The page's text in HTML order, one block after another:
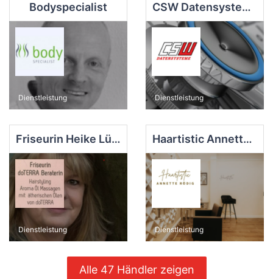
Bodyspecialist
Dienstleistung
CSW Datensysteme GmbH
Dienstleistung
Friseurin Heike Lübke-Thran c/o Vita Balance
Dienstleistung
Haartistic Annette Rödig | Private Hair - Atelier
Dienstleistung
Alle 47 Händler zeigen